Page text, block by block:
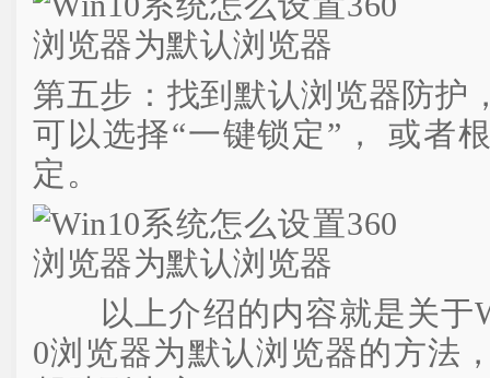
第五步：找到默认浏览器防护
可以选择“一键锁定”， 或者
定。
以上介绍的内容就是关于
0浏览器为默认浏览器的方法